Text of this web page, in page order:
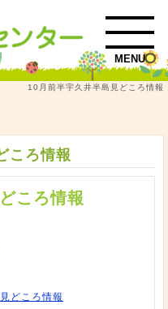
MENU
10月前半宇久井半島見どころ情報
ころ情報
ころ情報
見どころ情報